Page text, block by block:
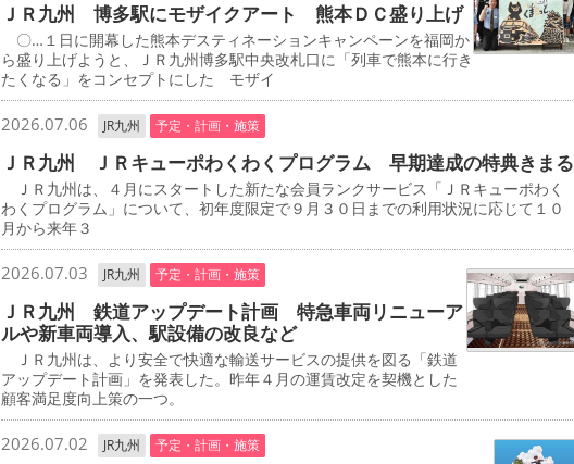
ＪＲ九州 博多駅にモザイクアート 熊本ＤＣ盛り上げ
〇…１日に開幕した熊本デスティネーションキャンペーンを福岡か
ら盛り上げようと、ＪＲ九州博多駅中央改札口に「列車で熊本に行き
たくなる」をコンセプトにした モザイ
2026.07.06 JR九州 予定・計画・施策
ＪＲ九州 ＪＲキューポわくわくプログラム 早期達成の特典きまる
ＪＲ九州は、４月にスタートした新たな会員ランクサービス「ＪＲキューポわく
わくプログラム」について、初年度限定で９月３０日までの利用状況に応じて１０
月から来年３
2026.07.03 JR九州 予定・計画・施策
ＪＲ九州 鉄道アップデート計画 特急車両リニューア
ルや新車両導入、駅設備の改良など
ＪＲ九州は、より安全で快適な輸送サービスの提供を図る「鉄道
アップデート計画」を発表した。昨年４月の運賃改定を契機とした
顧客満足度向上策の一つ。
2026.07.02 JR九州 予定・計画・施策